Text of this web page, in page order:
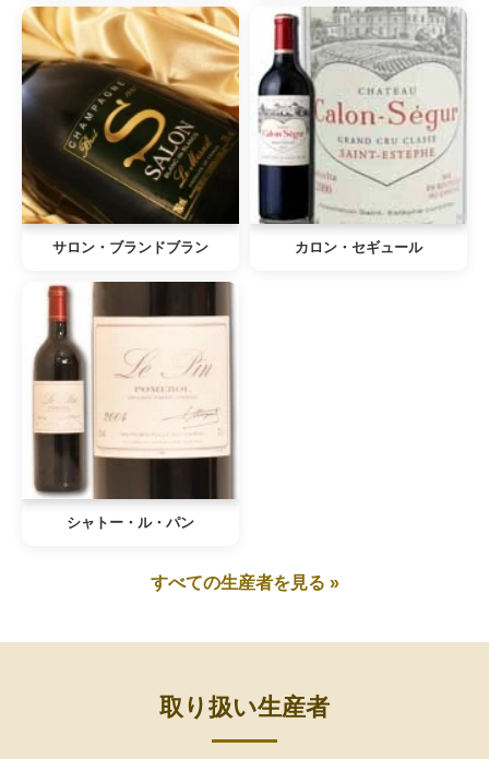
サロン・ブランドブラン カロン・セギュール
シャトー・ル・パン
すべての生産者を見る »
取り扱い生産者